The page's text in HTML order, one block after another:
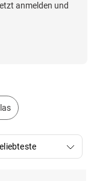
anmelden und